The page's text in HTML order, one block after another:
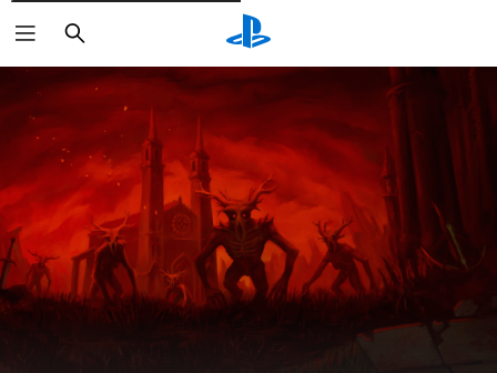
Buscar